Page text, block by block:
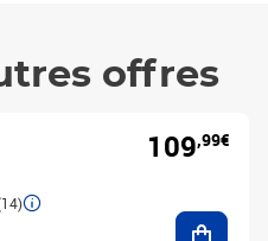
offres
109,99€